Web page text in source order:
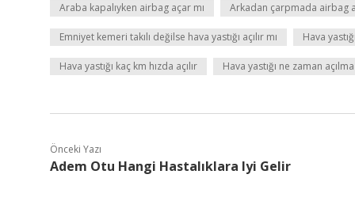
Araba kapalıyken airbag açar mı Arkadan çarpmada airbag
Emniyet kemeri takılı değilse hava yastığı açılır mı Hava
Hava yastığı kaç km hızda açılır Hava yastığı ne zaman
Önceki Yazı
Adem Otu Hangi Hastalıklara Iyi Gelir